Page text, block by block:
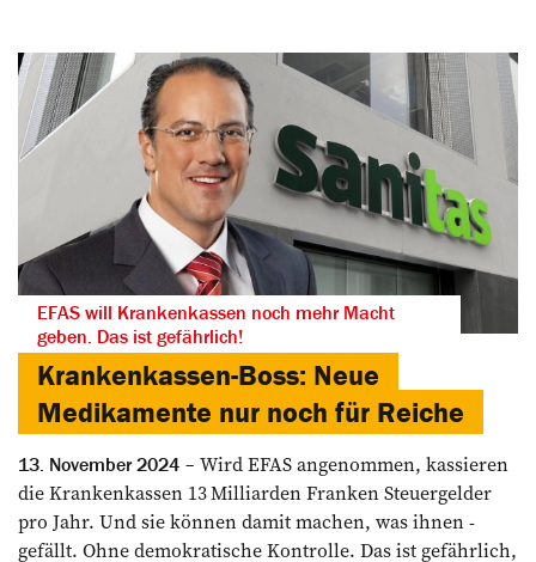
EFAS will Krankenkassen noch mehr Macht
geben. Das ist gefährlich!
Krankenkassen-Boss: Neue
Medikamente nur noch für Reiche
13. November 2024
Wird EFAS ­angenommen, kassieren
die Krankenkassen 13 Milliarden Franken ­Steuergelder
pro Jahr. Und sie ­können damit machen, was ihnen ­
gefällt. Ohne ­demokratische Kontrolle. Das ist gefährlich,